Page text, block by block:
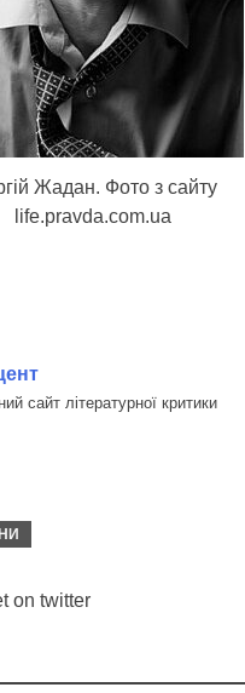
Жадан. Фото з сайту
life.pravda.com.ua
сайт літературної критики
on twitter